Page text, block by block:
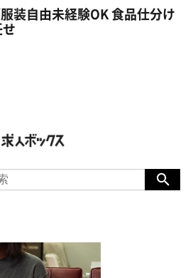
装自由未経験OK 食品仕分け